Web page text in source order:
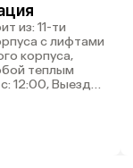
из: 11-ти
с лифтами
корпуса,
теплым
12:00, Выезд